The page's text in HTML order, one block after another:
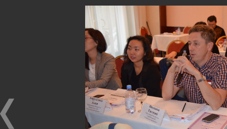
ЭЛЕКТРОННЫЕ СЧЕТА-ФАКТУРЫ.
ЭЛЕКТРОННЫЕ СЧЕТА-
ФАКТУРЫ. ВИРТУАЛЬНЫЙ
ЭЛЕКТРОННЫЕ СЧЕТА-ФАКТУРЫ. ВИРТУАЛЬНЫЙ
СКЛАД.